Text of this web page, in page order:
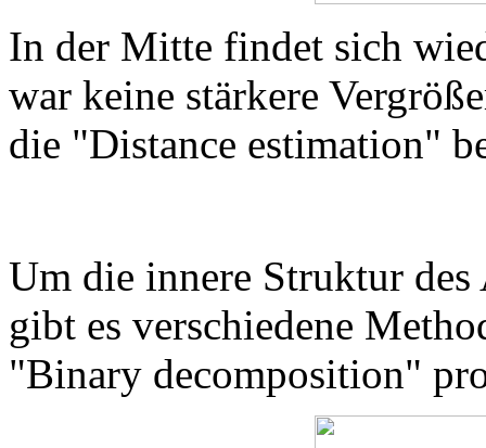
In der Mitte findet sich
war keine stärkere
die "Distance estimation"
Um die innere Struktur des
gibt es verschiedene
"Binary decomposition"